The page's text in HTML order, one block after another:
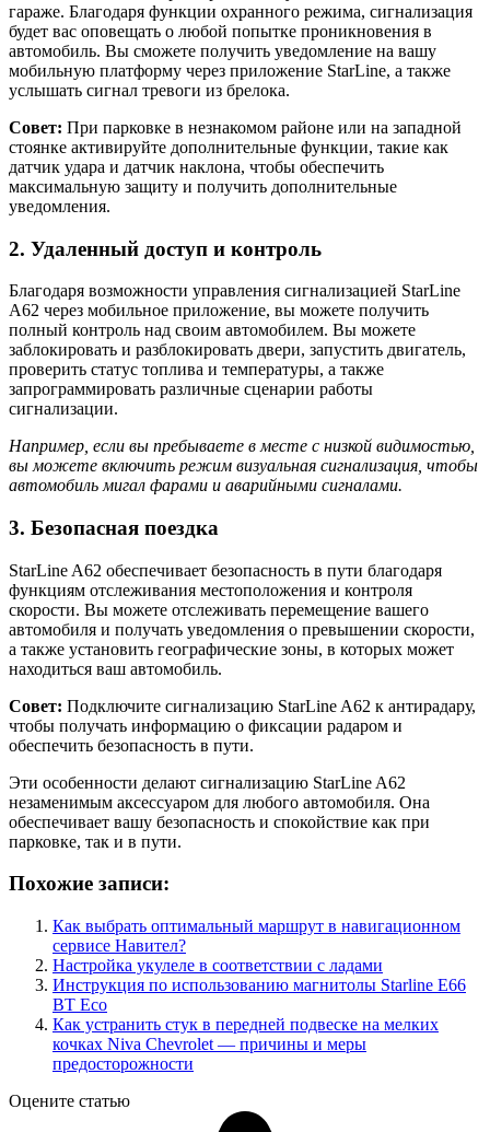
гараже. Благодаря функции охранного режима, сигнализация
будет вас оповещать о любой попытке проникновения в
автомобиль. Вы сможете получить уведомление на вашу
мобильную платформу через приложение StarLine, а также
услышать сигнал тревоги из брелока.
Совет: При парковке в незнакомом районе или на западной
стоянке активируйте дополнительные функции, такие как
датчик удара и датчик наклона, чтобы обеспечить
максимальную защиту и получить дополнительные
уведомления.
2. Удаленный доступ и контроль
Благодаря возможности управления сигнализацией StarLine
A62 через мобильное приложение, вы можете получить
полный контроль над своим автомобилем. Вы можете
заблокировать и разблокировать двери, запустить двигатель,
проверить статус топлива и температуры, а также
запрограммировать различные сценарии работы
сигнализации.
Например, если вы пребываете в месте с низкой видимостью,
вы можете включить режим визуальная сигнализация, чтобы
автомобиль мигал фарами и аварийными сигналами.
3. Безопасная поездка
StarLine A62 обеспечивает безопасность в пути благодаря
функциям отслеживания местоположения и контроля
скорости. Вы можете отслеживать перемещение вашего
автомобиля и получать уведомления о превышении скорости,
а также установить географические зоны, в которых может
находиться ваш автомобиль.
Совет: Подключите сигнализацию StarLine A62 к антирадару,
чтобы получать информацию о фиксации радаром и
обеспечить безопасность в пути.
Эти особенности делают сигнализацию StarLine A62
незаменимым аксессуаром для любого автомобиля. Она
обеспечивает вашу безопасность и спокойствие как при
парковке, так и в пути.
Похожие записи:
Как выбрать оптимальный маршрут в навигационном
сервисе Навител?
Настройка укулеле в соответствии с ладами
Инструкция по использованию магнитолы Starline E66
BT Eco
Как устранить стук в передней подвеске на мелких
кочках Niva Chevrolet — причины и меры
предосторожности
Оцените статью